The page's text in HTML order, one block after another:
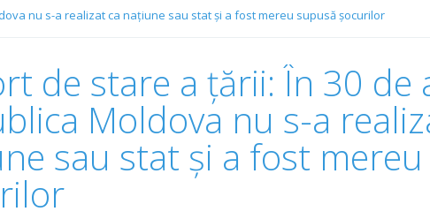
nu s-a realizat ca națiune sau stat și a fost mereu supusă șocurilor
de stare a țării: În 30 de
Moldova nu s-a
sau stat și a fost